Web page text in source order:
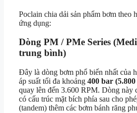
Poclain chia dải sản phẩm bơm theo
ứng dụng:
Dòng PM / PMe Series
trung bình)
Đây là dòng bơm phổ biến nhất của
áp suất tối đa khoảng 400 bar
quay lên đến 3.600 RPM. Dòng này
có cấu trúc mặt bích phía sau cho
(tandem) thêm các bơm bánh răng